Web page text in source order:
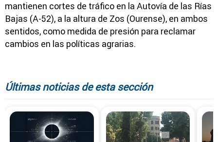
mantienen cortes de tráfico en la Autovía de las Rías
Bajas (A-52), a la altura de Zos (Ourense), en ambos
sentidos, como medida de presión para reclamar
cambios en las políticas agrarias.
Últimas noticias de esta sección